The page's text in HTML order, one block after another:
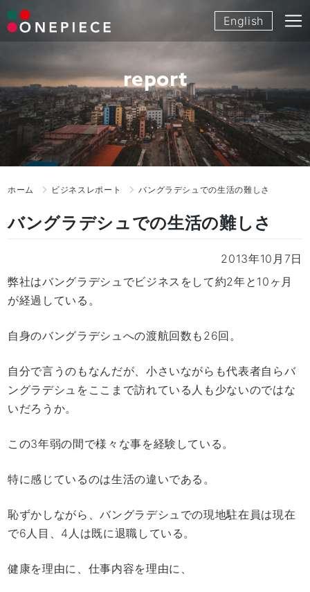
Skip
to
English
report
ホーム ビジネスレポート バングラデシュでの生活の難しさ
バングラデシュでの生活の難しさ
2013年10月7日
弊社はバングラデシュでビジネスをして約2年と10ヶ月
が経過している。
自身のバングラデシュへの渡航回数も26回。
自分で言うのもなんだが、小さいながらも代表者自らバ
ングラデシュをここまで訪れている人も少ないのではな
いだろうか。
この3年弱の間で様々な事を経験している。
特に感じているのは生活の違いである。
恥ずかしながら、バングラデシュでの現地駐在員は現在
で6人目、4人は既に退職している。
健康を理由に、仕事内容を理由に、